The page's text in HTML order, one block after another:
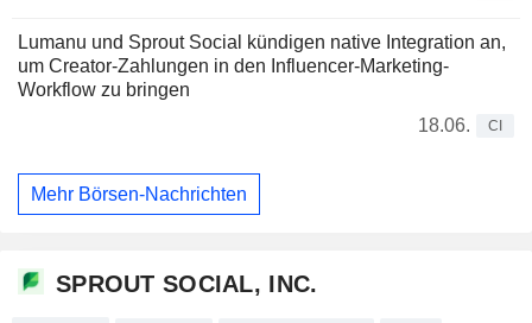
Lumanu und Sprout Social kündigen native Integration an,
um Creator-Zahlungen in den Influencer-Marketing-
Workflow zu bringen
18.06.
CI
Mehr Börsen-Nachrichten
SPROUT SOCIAL, INC.